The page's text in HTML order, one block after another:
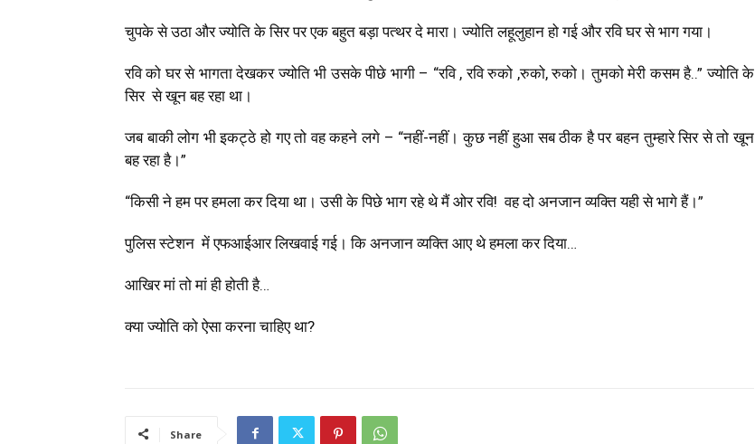
चुपके से उठा और ज्योति के सिर पर एक बहुत बड़ा पत्थर दे मारा। ज्योति लहूलुहान हो गई और रवि घर से भाग गया।
रवि को घर से भागता देखकर ज्योति भी उसके पीछे भागी – “रवि , रवि रुको ,रुको, रुको। तुमको मेरी कसम है..” ज्योति के
सिर से खून बह रहा था।
जब बाकी लोग भी इकट्ठे हो गए तो वह कहने लगे – “नहीं-नहीं। कुछ नहीं हुआ सब ठीक है पर बहन तुम्हारे सिर से तो खून
बह रहा है।”
“किसी ने हम पर हमला कर दिया था। उसी के पिछे भाग रहे थे मैं ओर रवि! वह दो अनजान व्यक्ति यही से भागे हैं।”
पुलिस स्टेशन में एफआईआर लिखवाई गई। कि अनजान व्यक्ति आए थे हमला कर दिया…
आखिर मां तो मां ही होती है…
क्या ज्योति को ऐसा करना चाहिए था?
Share